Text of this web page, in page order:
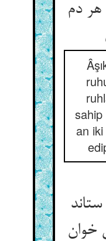
دم
an
خوان